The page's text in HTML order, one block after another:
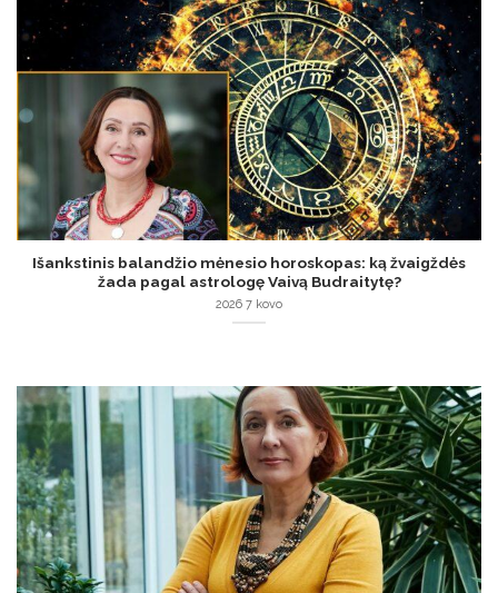
Išankstinis balandžio mėnesio horoskopas: ką žvaigždės
žada pagal astrologę Vaivą Budraitytę?
2026 7 kovo